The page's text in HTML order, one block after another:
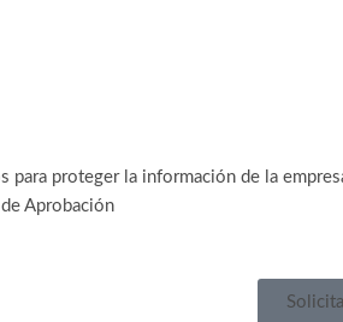
para proteger la información de la
Aprobación